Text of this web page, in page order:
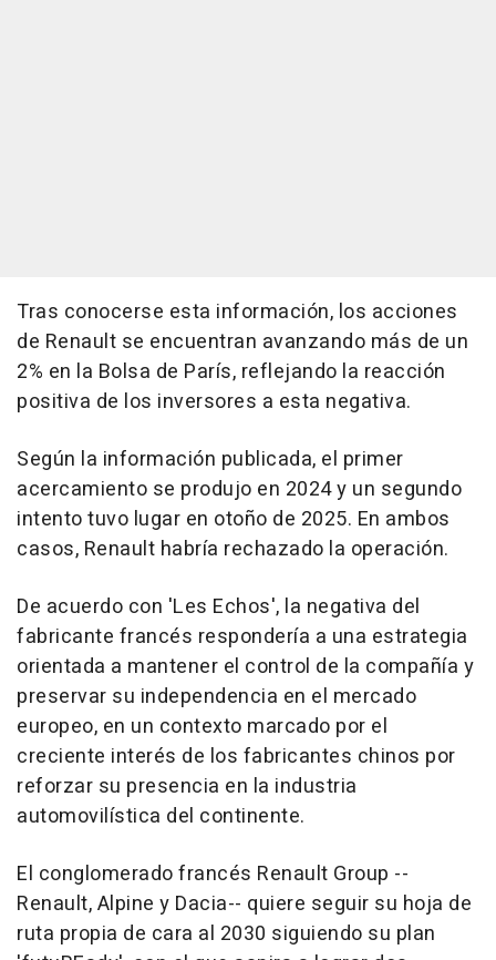
Tras conocerse esta información, los acciones
de Renault se encuentran avanzando más de un
2% en la Bolsa de París, reflejando la reacción
positiva de los inversores a esta negativa.
Según la información publicada, el primer
acercamiento se produjo en 2024 y un segundo
intento tuvo lugar en otoño de 2025. En ambos
casos, Renault habría rechazado la operación.
De acuerdo con 'Les Echos', la negativa del
fabricante francés respondería a una estrategia
orientada a mantener el control de la compañía y
preservar su independencia en el mercado
europeo, en un contexto marcado por el
creciente interés de los fabricantes chinos por
reforzar su presencia en la industria
automovilística del continente.
El conglomerado francés Renault Group --
Renault, Alpine y Dacia-- quiere seguir su hoja de
ruta propia de cara al 2030 siguiendo su plan